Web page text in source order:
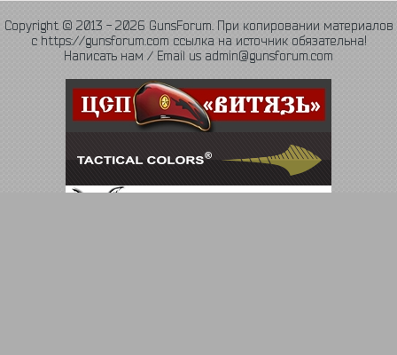
Copyright © 2013 - 2026 GunsForum. При копировании материалов
с https://gunsforum.com ссылка на источник обязательна!
Написать нам / Email us admin@gunsforum.com